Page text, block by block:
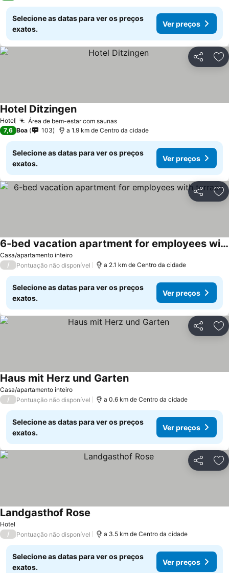
Selecione as datas para ver os preços
exatos.
Ver preços
Partilhar
Hotel Área de bem-estar com saunasVer preços
Hotel DitzingenVer preços
7,6 Boa 103 a 1.9 km de Centro da cidade
Selecione as datas para ver os preços
exatos.
Ver preços
Partilhar
Casa/apartamento inteiro
6-bed vacation apartment for employees with terrace
Ver preços
/ Pontuação não disponível a 2.1 km de Centro da cidade
Selecione as datas para ver os preços
exatos.
Ver preços
Partilhar
Casa/apartamento inteiro
Haus mit Herz und GartenVer preços
/ Pontuação não disponível a 0.6 km de Centro da cidade
Selecione as datas para ver os preços
exatos.
Ver preços
Partilhar
Hotel
Landgasthof Rose
/ Pontuação não disponível a 3.5 km de Centro da cidade
Selecione as datas para ver os preços
exatos.
Ver preços